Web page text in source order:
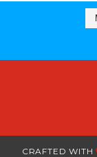
CRAFTED WITH